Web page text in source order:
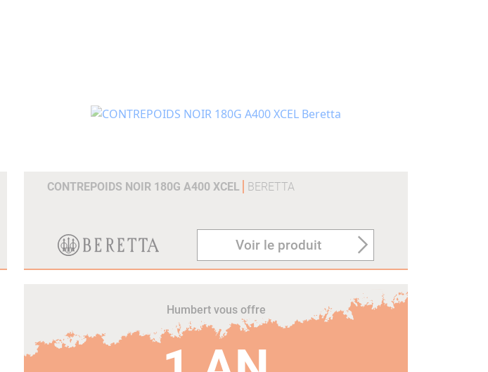
CONTREPOIDS NOIR 180G A400 XCEL BERETTA
Voir le produit
Humbert vous offre